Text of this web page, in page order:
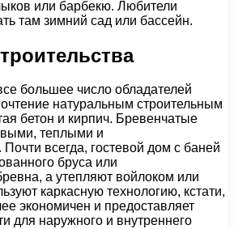
или барбекю. Любители
там зимний сад или бассейн.
большее число обладателей
натуральным строительным
бетон и кирпич. Бревенчатые
теплыми и
всегда, гостевой дом с баней
бруса или
а утепляют войлоком или
каркасную технологию, кстати,
экономичен и предоставляет
для наружного и внутреннего